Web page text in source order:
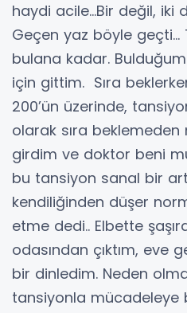
haydi acile…Bir değil, iki
Geçen yaz böyle geçti…
bulana kadar.
için gittim. Sıra
200’ün üzerinde,
olarak sıra beklemeden
girdim ve doktor beni
bu tansiyon sanal bir
kendiliğinden düşer
etme dedi.. Elbette
odasından çıktım, eve
bir dinledim. Neden
tansiyonla mücadeleye